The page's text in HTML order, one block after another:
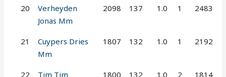
20
Verheyden
Jonas Mm
2098 137 1.0 1 2483
21
Cuypers Dries
Mm
1807 132 1.0 1 2192
22 Tim Tim 1800 132 1.0 2 1814